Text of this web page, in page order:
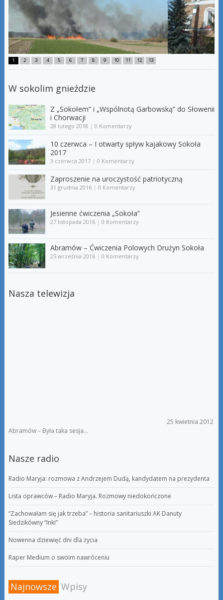
1 2 3 4 5 6 7 8 9 10 11 12 13
W sokolim gnieździe
Z „Sokołem” i „Wspólnotą Garbowską” do Słowenii
i Chorwacji
28 lutego 2018 | 0 Komentarzy
10 czerwca – I otwarty spływ kajakowy Sokoła
2017
3 czerwca 2017| 0 Komentarzy
Zaproszenie na uroczystość patriotyczną
31 grudnia 2016| 0 Komentarzy
Jesienne ćwiczenia „Sokoła”
27 listopada 2016| 0 Komentarzy
Abramów – Ćwiczenia Polowych Drużyn Sokoła
25 września 2016| 0 Komentarzy
Nasza telewizja
25 kwietnia 2012
Abramów – Była taka sesja…
Nasze radio
Radio Maryja: rozmowa z Andrzejem Dudą, kandydatem na prezydenta
Lista oprawców – Radio Maryja. Rozmowy niedokończone
“Zachowałam się jak trzeba” – historia sanitariuszki AK Danuty
Siedzikówny “Inki”
Nowenna dziewięć dni dla życia
Raper Medium o swoim nawróceniu
Najnowsze Wpisy